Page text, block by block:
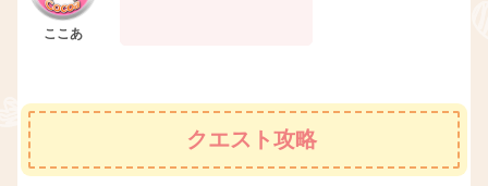
クエスト攻略